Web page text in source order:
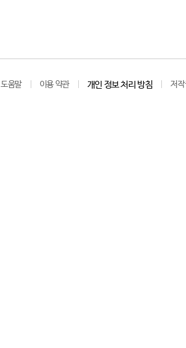
도움말 이용 약관 개인 정보 처리 방침 저